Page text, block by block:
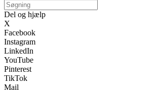
Del og hjælp
X
Facebook
Instagram
LinkedIn
YouTube
Pinterest
TikTok
Mail